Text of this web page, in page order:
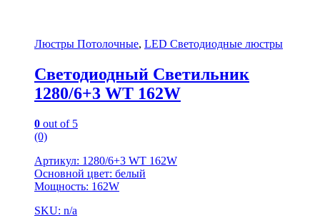
Люстры Потолочные, LED Светодиодные люстры
Светодиодный Светильник
1280/6+3 WT 162W
0 out of 5
(0)
Артикул: 1280/6+3 WT 162W
Основной цвет: белый
Мощность: 162W
SKU: n/a